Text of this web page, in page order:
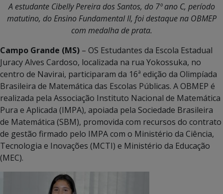
A estudante Cibelly Pereira dos Santos, do 7º ano C, período
matutino, do Ensino Fundamental II, foi destaque na OBMEP
com medalha de prata.
Campo Grande (MS) – OS Estudantes da Escola Estadual
Juracy Alves Cardoso, localizada na rua Yokossuka, no
centro de Navirai, participaram da 16ª edição da Olimpíada
Brasileira de Matemática das Escolas Públicas. A OBMEP é
realizada pela Associação Instituto Nacional de Matemática
Pura e Aplicada (IMPA), apoiada pela Sociedade Brasileira
de Matemática (SBM), promovida com recursos do contrato
de gestão firmado pelo IMPA com o Ministério da Ciência,
Tecnologia e Inovações (MCTI) e Ministério da Educação
(MEC).